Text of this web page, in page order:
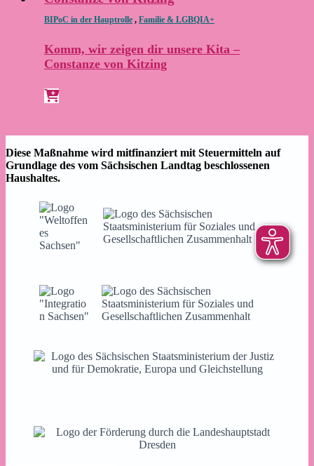
BIPoC in der Hauptrolle , Familie & LGBQIA+
Komm, wir zeigen dir unsere Kita –
Constanze von Kitzing
Diese Maßnahme wird mitfinanziert mit Steuermitteln auf
Grundlage des vom Sächsischen Landtag beschlossenen
Haushaltes.